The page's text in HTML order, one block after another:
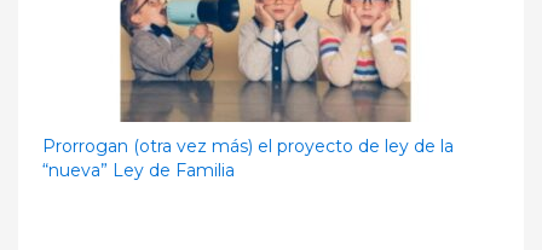
Prorrogan (otra vez más) el proyecto de ley de la
“nueva” Ley de Familia